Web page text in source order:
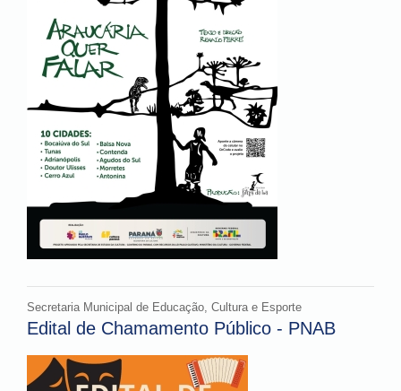
Secretaria Municipal de Educação, Cultura e Esporte
Edital de Chamamento Público - PNAB